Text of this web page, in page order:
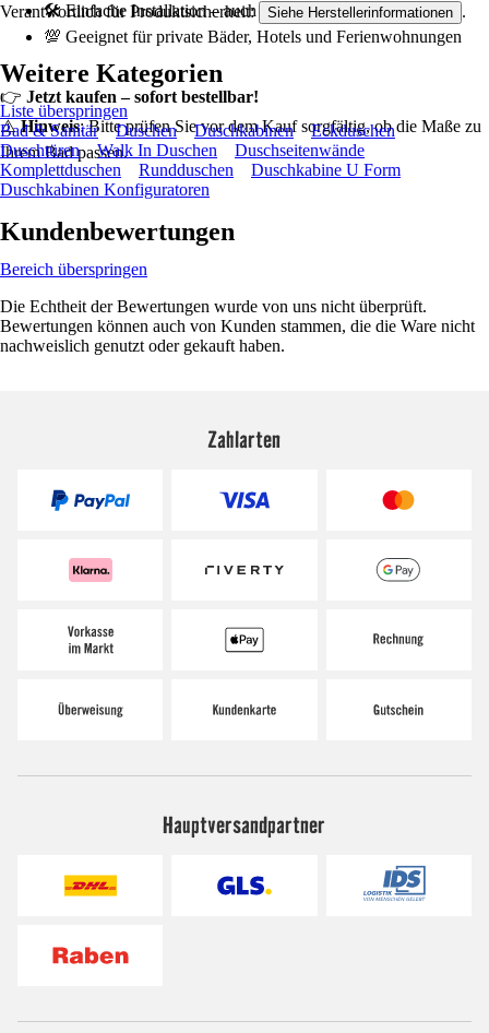
🛠️ Einfache Installation – auch für Laien
💯 Geeignet für private Bäder, Hotels und Ferienwohnungen
👉 Jetzt kaufen – sofort bestellbar!
⚠️Hinweis: Bitte prüfen Sie vor dem Kauf sorgfältig, ob die Maße zu
Ihrem Bad passen.
Verantwortlich für Produktsicherheit: Siehe Herstellerinformationen .
Weitere Kategorien
Liste überspringen
Bad & Sanitär
Duschen Duschkabinen
Eckduschen
Duschtüren
Walk In Duschen
Duschseitenwände
Komplettduschen
Rundduschen
Duschkabine U Form
Duschkabinen Konfiguratoren
Kundenbewertungen
Bereich überspringen
Die Echtheit der Bewertungen wurde von uns nicht überprüft.
Bewertungen können auch von Kunden stammen, die die Ware nicht
nachweislich genutzt oder gekauft haben.
Zahlarten
Hauptversandpartner